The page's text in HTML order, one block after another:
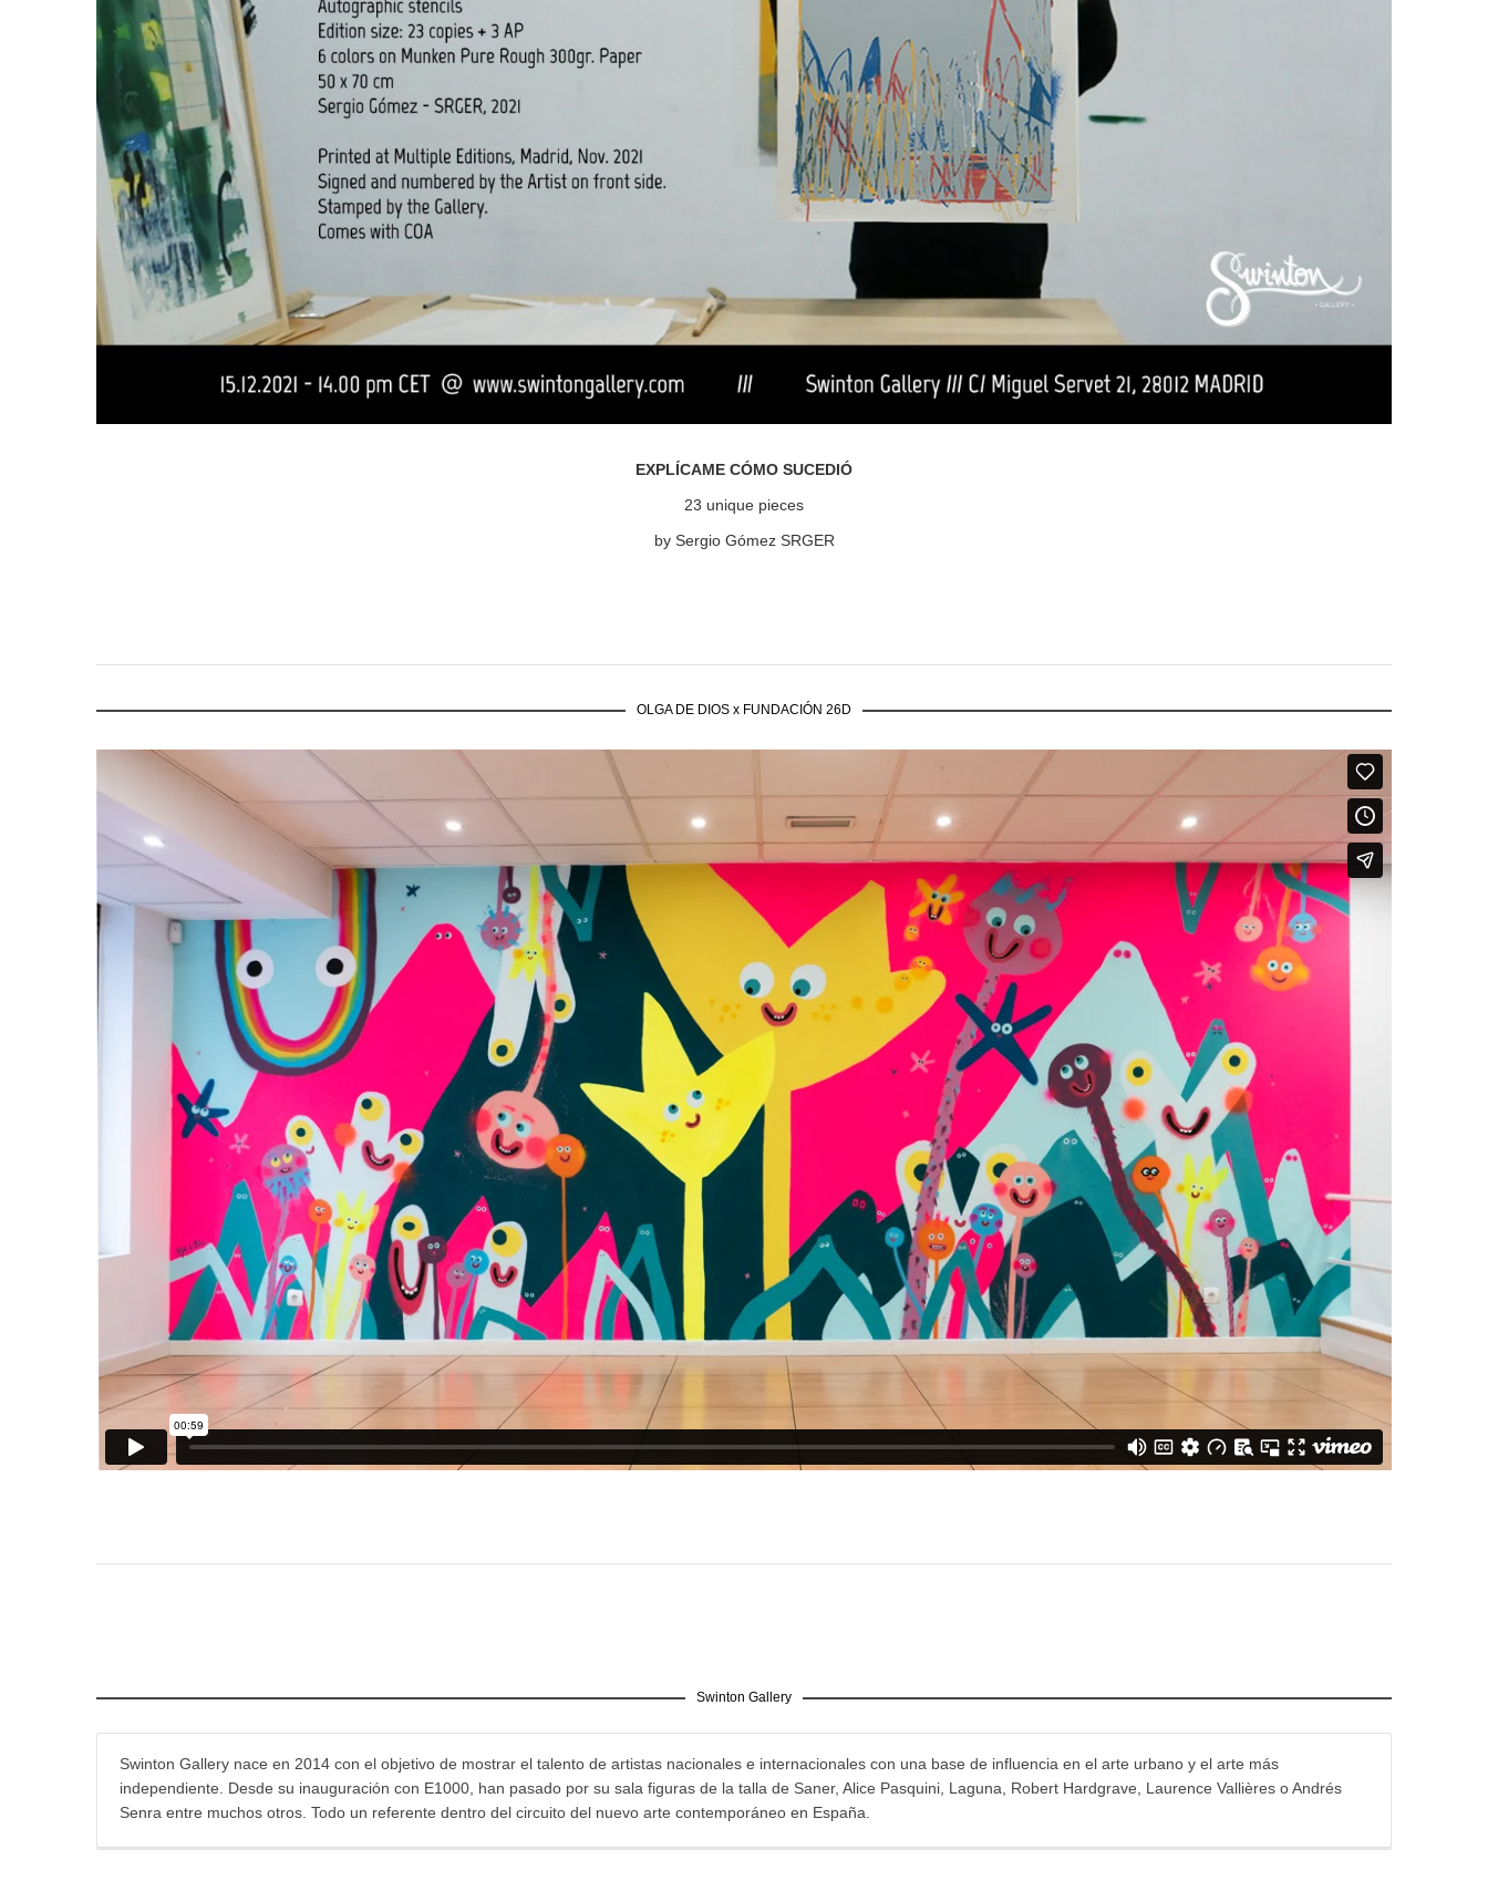
EXPLÍCAME CÓMO SUCEDIÓ
23 unique pieces
by Sergio Gómez SRGER
OLGA DE DIOS x FUNDACIÓN 26D
Swinton Gallery
Swinton Gallery nace en 2014 con el objetivo de mostrar el talento de artistas nacionales e internacionales con una base de influencia en el arte urbano y el arte más
independiente. Desde su inauguración con E1000, han pasado por su sala figuras de la talla de Saner, Alice Pasquini, Laguna, Robert Hardgrave, Laurence Vallières o Andrés
Senra entre muchos otros. Todo un referente dentro del circuito del nuevo arte contemporáneo en España.